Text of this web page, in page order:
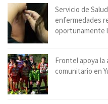
Servicio de
enfermedades
oportunamente
Frontel apoya la
comunitario en